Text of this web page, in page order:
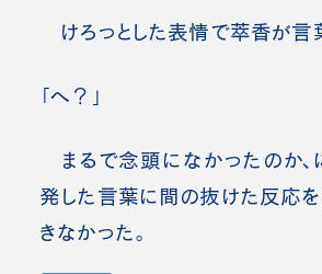
けろっとした表情で萃香が言
「へ？」
まるで念頭になかったのか、
発した言葉に間の抜けた反応を
きなかった。